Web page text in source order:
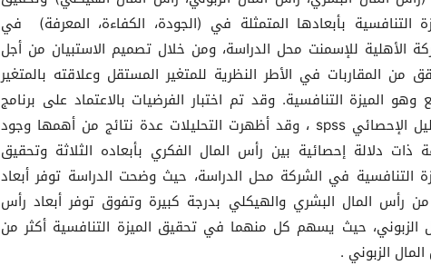
التنافسية بأبعادها المتمثلة في (الجودة، الكفاءة، المعرفة) في
الأهلية للإسمنت محل الدراسة، ومن خلال تصميم الاستبيان من أجل
من المقاربات في الأطر النظرية للمتغير المستقل وعلاقته بالمتغير
وهو الميزة التنافسية. وقد تم اختبار الفرضيات بالاعتماد على برنامج
التحليل الإحصائي spss ، وقد أظهرت التحليلات عدة نتائج من أهمها وجود
ذات دلالة إحصائية بين رأس المال الفكري بأبعاده الثلاثة وتحقيق
التنافسية في الشركة محل الدراسة، حيث وضحت الدراسة توفر أبعاد
رأس المال البشري والهيكلي بدرجة كبيرة وتفوق توفر أبعاد رأس
الزبوني، حيث يسهم كل منهما في تحقيق الميزة التنافسية أكثر من
الزبوني .